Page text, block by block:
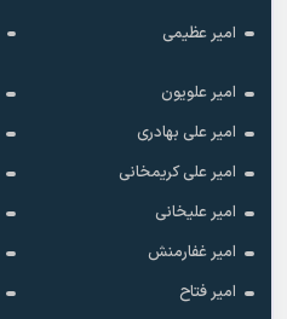
امیر عظیمی
امیر علویون
امیر علی بهادری
امیر علی کریمخانی
امیر علیخانی
امیر غفارمنش
امیر فتاح